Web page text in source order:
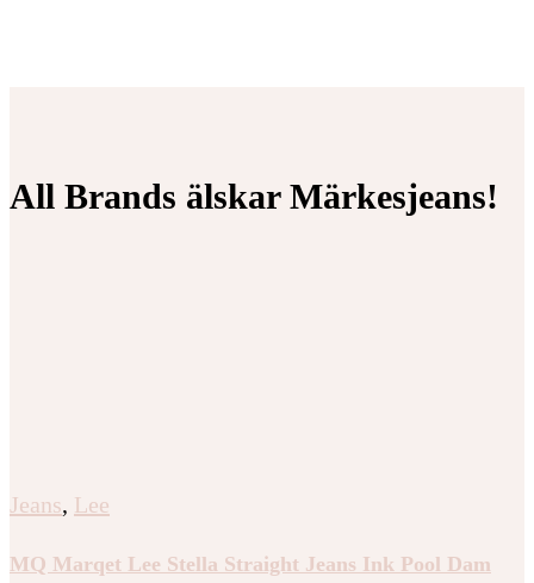
All Brands älskar Märkesjeans!
Jeans, Lee
MQ Marqet Lee Stella Straight Jeans Ink Pool Dam